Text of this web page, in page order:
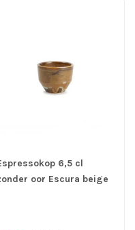
6,5 cl
oor Escura beige